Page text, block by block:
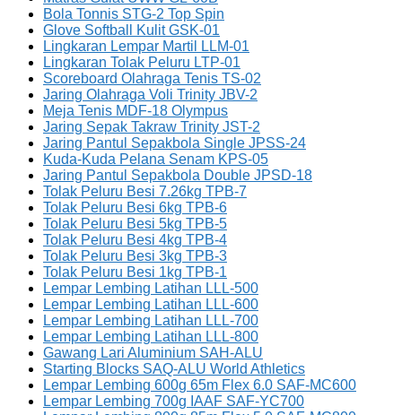
Bola Tonnis STG-2 Top Spin
Glove Softball Kulit GSK-01
Lingkaran Lempar Martil LLM-01
Lingkaran Tolak Peluru LTP-01
Scoreboard Olahraga Tenis TS-02
Jaring Olahraga Voli Trinity JBV-2
Meja Tenis MDF-18 Olympus
Jaring Sepak Takraw Trinity JST-2
Jaring Pantul Sepakbola Single JPSS-24
Kuda-Kuda Pelana Senam KPS-05
Jaring Pantul Sepakbola Double JPSD-18
Tolak Peluru Besi 7.26kg TPB-7
Tolak Peluru Besi 6kg TPB-6
Tolak Peluru Besi 5kg TPB-5
Tolak Peluru Besi 4kg TPB-4
Tolak Peluru Besi 3kg TPB-3
Tolak Peluru Besi 1kg TPB-1
Lempar Lembing Latihan LLL-500
Lempar Lembing Latihan LLL-600
Lempar Lembing Latihan LLL-700
Lempar Lembing Latihan LLL-800
Gawang Lari Aluminium SAH-ALU
Starting Blocks SAQ-ALU World Athletics
Lempar Lembing 600g 65m Flex 6.0 SAF-MC600
Lempar Lembing 700g IAAF SAF-YC700